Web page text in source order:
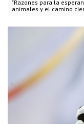
"Razones para la
animales y el camino